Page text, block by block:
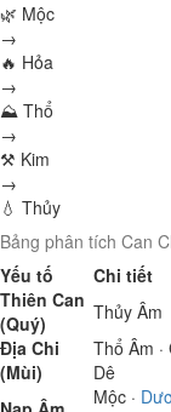
🌿 Mộc
→
🔥 Hỏa
→
⛰ Thổ
→
⚒ Kim
→
💧 Thủy
Bảng phân tích Can
Yếu tố
Chi tiết
Thiên Can
(Quý)
Thủy Âm
Địa Chi
(Mùi)
Thổ Âm ·
Dê
Mộc ·